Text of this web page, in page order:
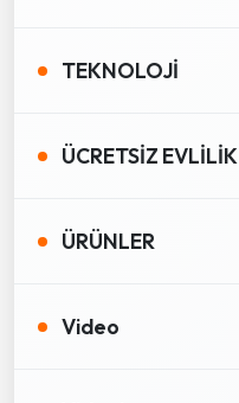
TEKNOLOJİ
ÜCRETSİZ EVLİLİK
ÜRÜNLER
Video